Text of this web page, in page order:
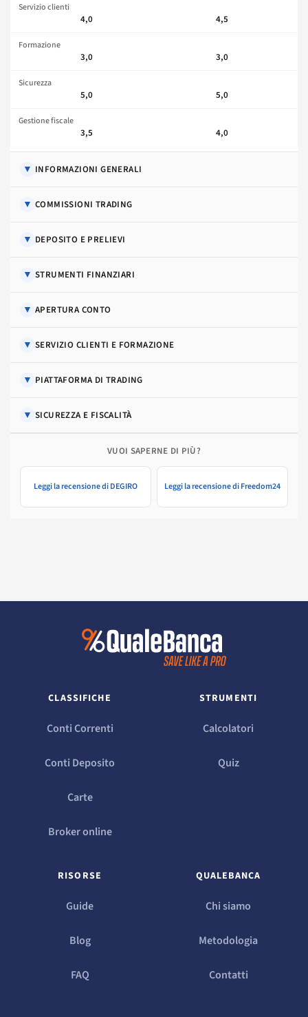
Servizio clienti
4,0 4,5
Formazione
3,0 3,0
Sicurezza
5,0 5,0
Gestione fiscale
3,5 4,0
INFORMAZIONI GENERALI
▼
COMMISSIONI TRADING
▼
DEPOSITO E PRELIEVI
▼
STRUMENTI FINANZIARI
▼
APERTURA CONTO
▼
SERVIZIO CLIENTI E FORMAZIONE
▼
PIATTAFORMA DI TRADING
▼
SICUREZZA E FISCALITÀ
▼
VUOI SAPERNE DI PIÙ?
Leggi la recensione di DEGIRO Leggi la recensione di Freedom24
CLASSIFICHE
Conti Correnti
Conti Deposito
Carte
Broker online
STRUMENTI
Calcolatori
Quiz
RISORSE
Guide
Blog
FAQ
QUALEBANCA
Chi siamo
Metodologia
Contatti